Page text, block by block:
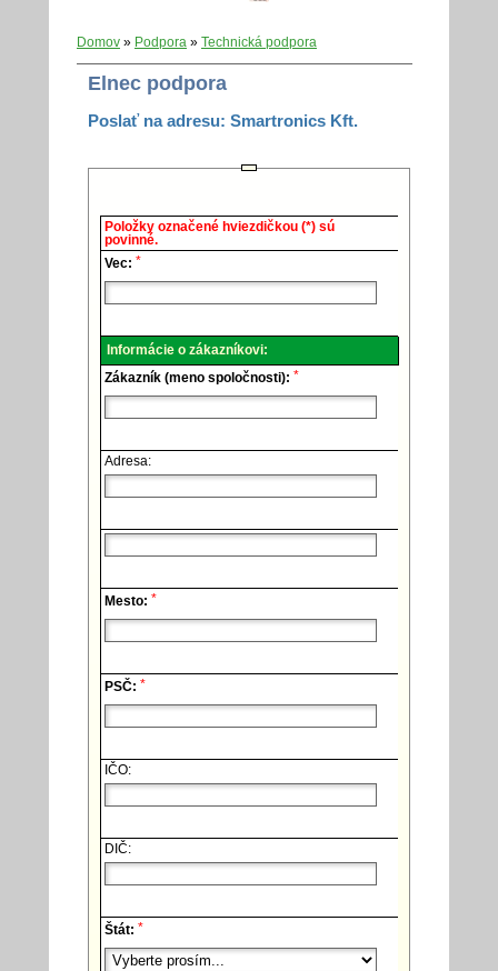
Domov » Podpora » Technická podpora
Elnec podpora
Poslať na adresu: Smartronics Kft.
Elnec
Technická
podpora.
Položky označené hviezdičkou (*) sú
povinné.
Vec: *
Informácie o zákazníkovi:
Zákazník (meno spoločnosti): *
Adresa:
Mesto: *
PSČ: *
IČO:
DIČ:
Štát: *